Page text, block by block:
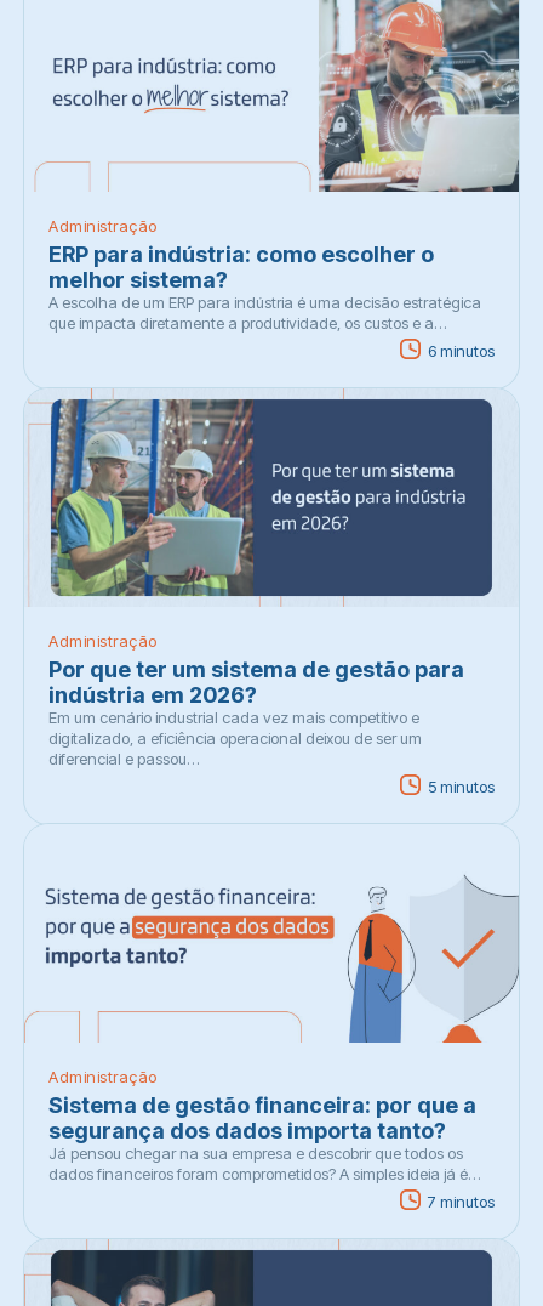
Administração
ERP para indústria: como escolher o
melhor sistema?
A escolha de um ERP para indústria é uma decisão estratégica
que impacta diretamente a produtividade, os custos e a…
6 minutos
Administração
Por que ter um sistema de gestão para
indústria em 2026?
Em um cenário industrial cada vez mais competitivo e
digitalizado, a eficiência operacional deixou de ser um
diferencial e passou…
5 minutos
Administração
Sistema de gestão financeira: por que a
segurança dos dados importa tanto?
Já pensou chegar na sua empresa e descobrir que todos os
dados financeiros foram comprometidos? A simples ideia já é…
7 minutos